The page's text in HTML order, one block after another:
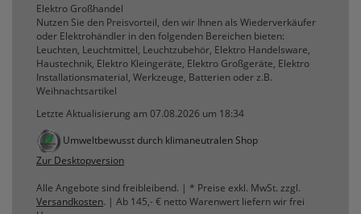
Elektro Großhandel
Nutzen Sie den Preisvorteil, den wir Ihnen als Wiederverkäufer
oder Elektrohändler in den folgenden Bereichen bieten:
Leuchten, Leuchtmittel, Leuchtzubehör, Elektro Handelsware,
Haustechnik, Elektro Kleingeräte, Elektro Großgeräte, Elektro
Installationsmaterial, Werkzeuge, Batterien oder z.B.
Weihnachtsartikel
Letzte Aktualisierung am 07.08.2026 um 18:34
Umweltbewusst durch klimaneutralen Shop
Zur Desktopversion
Alle Angebote sind freibleibend. | * Preise exkl. MwSt. zzgl.
Versandkosten. | Ab 145,- € netto Warenwert liefern wir frei